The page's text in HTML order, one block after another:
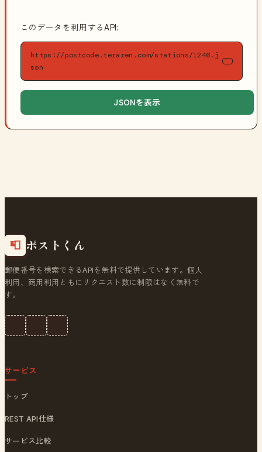
このデータを利用するAPI:
https://postcode.teraren.com/stations/1246.j
son
JSONを表示
📮 ポストくん
郵便番号を検索できるAPIを無料で提供しています。個人
利用、商用利用ともにリクエスト数に制限はなく無料で
す。
サービス
トップ
REST API仕様
サービス比較